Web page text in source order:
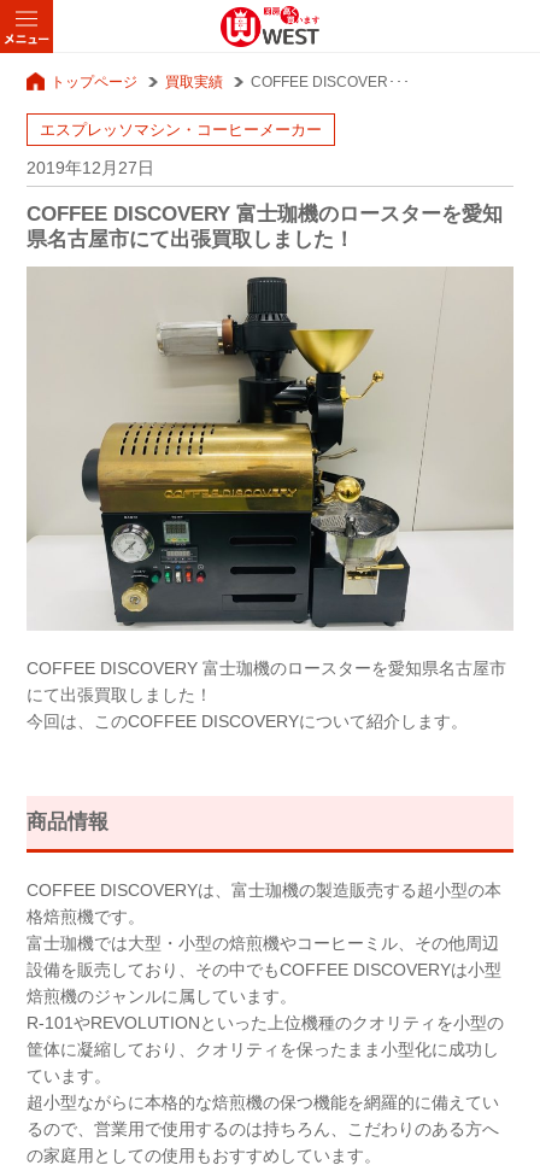
トップページ 買取実績 COFFEE DISCOVER･･･
エスプレッソマシン・コーヒーメーカー
2019年12月27日
COFFEE DISCOVERY 富士珈機のロースターを愛知
県名古屋市にて出張買取しました！
COFFEE DISCOVERY 富士珈機のロースターを愛知県名古屋市
にて出張買取しました！
今回は、このCOFFEE DISCOVERYについて紹介します。
商品情報
COFFEE DISCOVERYは、富士珈機の製造販売する超小型の本
格焙煎機です。
富士珈機では大型・小型の焙煎機やコーヒーミル、その他周辺
設備を販売しており、その中でもCOFFEE DISCOVERYは小型
焙煎機のジャンルに属しています。
R-101やREVOLUTIONといった上位機種のクオリティを小型の
筐体に凝縮しており、クオリティを保ったまま小型化に成功し
ています。
超小型ながらに本格的な焙煎機の保つ機能を網羅的に備えてい
るので、営業用で使用するのは持ちろん、こだわりのある方へ
の家庭用としての使用もおすすめしています。